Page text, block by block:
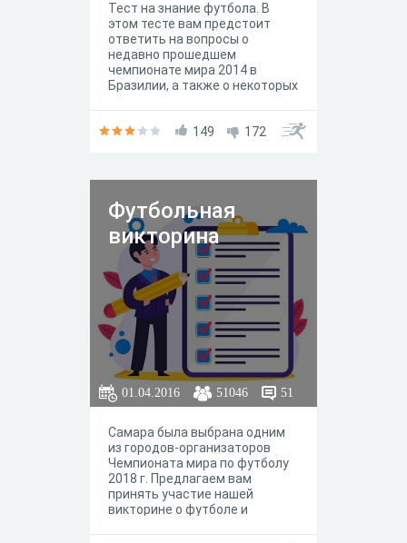
Тест на знание футбола. В
этом тесте вам предстоит
ответить на вопросы о
недавно прошедшем
чемпионате мира 2014 в
Бразилии, а также о некоторых
149
172
Футбольная
викторина
01.04.2016 51046 51
Самара была выбрана одним
из городов-организаторов
Чемпионата мира по футболу
2018 г. Предлагаем вам
принять участие нашей
викторине о футболе и